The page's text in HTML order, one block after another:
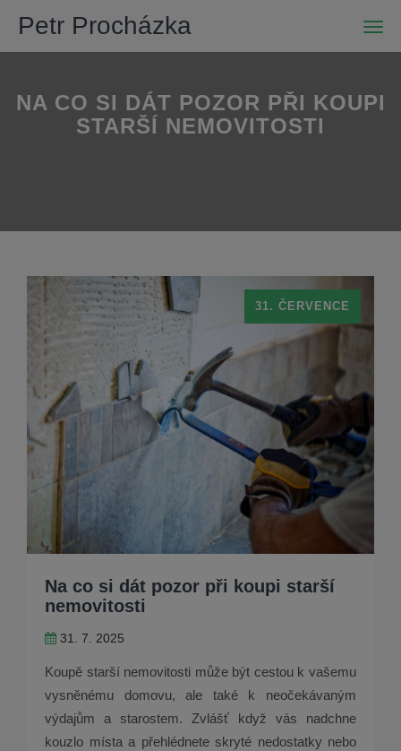
Petr Procházka
NA CO SI DÁT POZOR PŘI KOUPI
STARŠÍ NEMOVITOSTI
Na co si dát pozor při koupi starší
nemovitosti
31. 7. 2025
31. ČERVENCE
Koupě starší nemovitosti může být cestou k vašemu
vysněnému domovu, ale také k neočekávaným
výdajům a starostem. Zvlášť když vás nadchne
kouzlo místa a přehlédnete skryté nedostatky nebo